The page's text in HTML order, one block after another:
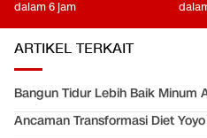
dalam 6 jam
ARTIKEL TERKAIT
Bangun Tidur Lebih Baik Minum
Ancaman Transformasi Diet